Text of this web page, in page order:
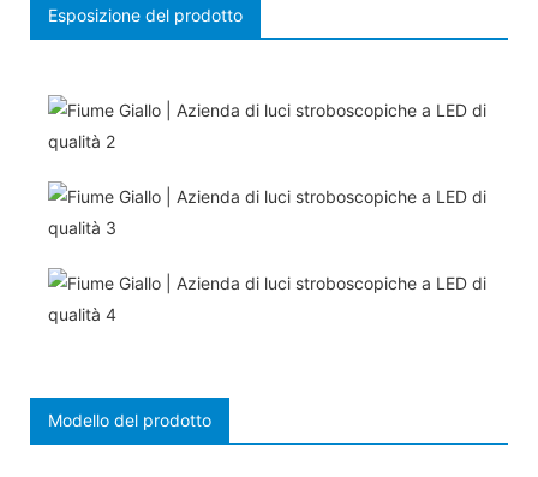
Esposizione del prodotto
Modello del prodotto